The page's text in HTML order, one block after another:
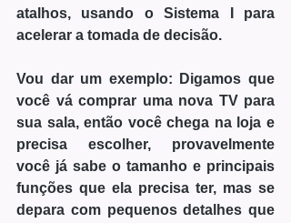
atalhos, usando o Sistema I para
acelerar a tomada de decisão.
Vou dar um exemplo: Digamos que
você vá comprar uma nova TV para
sua sala, então você chega na loja e
precisa escolher, provavelmente
você já sabe o tamanho e principais
funções que ela precisa ter, mas se
depara com pequenos detalhes que